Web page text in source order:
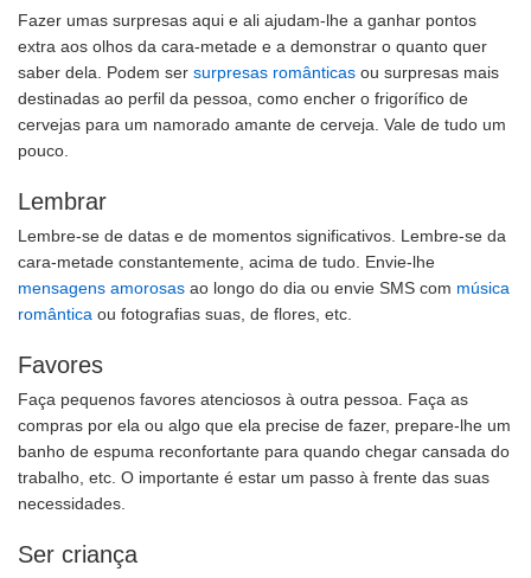
Fazer umas surpresas aqui e ali ajudam-lhe a ganhar pontos
extra aos olhos da cara-metade e a demonstrar o quanto quer
saber dela. Podem ser surpresas românticas ou surpresas mais
destinadas ao perfil da pessoa, como encher o frigorífico de
cervejas para um namorado amante de cerveja. Vale de tudo um
pouco.
Lembrar
Lembre-se de datas e de momentos significativos. Lembre-se da
cara-metade constantemente, acima de tudo. Envie-lhe
mensagens amorosas ao longo do dia ou envie SMS com música
romântica ou fotografias suas, de flores, etc.
Favores
Faça pequenos favores atenciosos à outra pessoa. Faça as
compras por ela ou algo que ela precise de fazer, prepare-lhe um
banho de espuma reconfortante para quando chegar cansada do
trabalho, etc. O importante é estar um passo à frente das suas
necessidades.
Ser criança